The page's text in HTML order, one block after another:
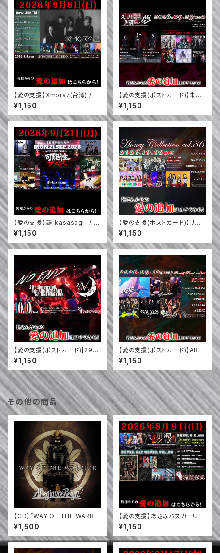
【愛の支援】Xmoraz(台湾) / 兀
突骨 / GOOFY STYLE / CRY
/ ROOTS OF GRIEF / Jun T
A_NA_KA (VORCHAOS) (9/
¥1,150
【愛の支援(ポストカード)】朱い
月を見上げる黒猫が見る夢 / T
HE SOUND BEE HD / ハヂチ-
HADICHI- / ラルン-LA LUNE
(仙台) / (O.A.) 秘密のセッショ
ン～NOAHMIX～ (9/23)
¥1,150
【愛の支援】鵲-kasasagi- / P
LOTOLEMS / jasui vision /
OFFSWAY / Aqilla (9/21)
¥1,150
【愛の支援(ポストカード)】リスト
ネコ / THE+BETH / CROSS+
HOLIC / なんかやろう / FAPPI
NESS (10/2)
¥1,150
【愛の支援(ポストカード)】29+
dimensioN. (10/10)
¥1,150
【愛の支援(ポストカード)】ARE
SZ / aphasia / SURGE'K / G
AUZES(名古屋) / Orimuh the
Black Cat (9/12)
¥1,150
その他の商品
【CD】「WAY OF THE WARRI
OR」 / Allegiance Reign
¥1,500
【愛の支援】あさみバスガールwi
th Zeruel / ユキSESSION / B
ILION DOLLER BABIES / U.
F.O(未確認不良オジさん) / LAI
¥1,150